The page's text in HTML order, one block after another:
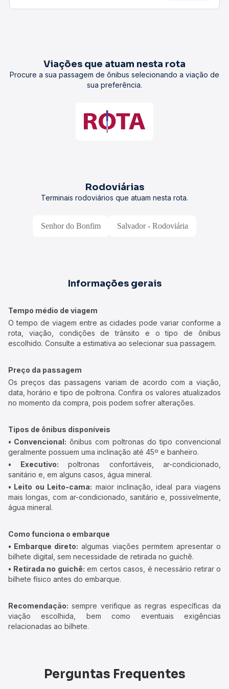
Viações que atuam nesta rota
Procure a sua passagem de ônibus selecionando a viação de
sua preferência.
Rodoviárias
Terminais rodoviários que atuam nesta rota.
Senhor do Bonfim Salvador - Rodoviária
Informações gerais
Tempo médio de viagem
O tempo de viagem entre as cidades pode variar conforme a
rota, viação, condições de trânsito e o tipo de ônibus
escolhido. Consulte a estimativa ao selecionar sua passagem.
Preço da passagem
Os preços das passagens variam de acordo com a viação,
data, horário e tipo de poltrona. Confira os valores atualizados
no momento da compra, pois podem sofrer alterações.
Tipos de ônibus disponíveis
• Convencional: ônibus com poltronas do tipo convencional
geralmente possuem uma inclinação até 45º e banheiro.
• Executivo: poltronas confortáveis, ar-condicionado,
sanitário e, em alguns casos, água mineral.
• Leito ou Leito-cama: maior inclinação, ideal para viagens
mais longas, com ar-condicionado, sanitário e, possivelmente,
água mineral.
Como funciona o embarque
• Embarque direto: algumas viações permitem apresentar o
bilhete digital, sem necessidade de retirada no guichê.
• Retirada no guichê: em certos casos, é necessário retirar o
bilhete físico antes do embarque.
Recomendação: sempre verifique as regras específicas da
viação escolhida, bem como eventuais exigências
relacionadas ao bilhete.
Perguntas Frequentes